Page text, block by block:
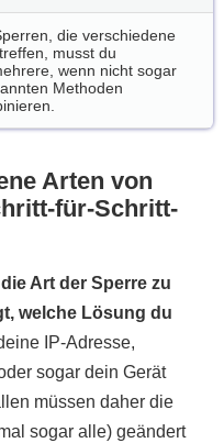
die verschiedene
musst du
wenn nicht sogar
Methoden
Arten von
für-Schritt-
Art der Sperre zu
welche Lösung du
IP-Adresse,
sogar dein Gerät
müssen daher die
sogar alle) geändert